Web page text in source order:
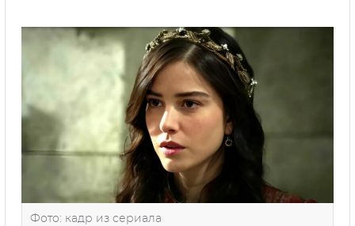
Фото: кадр из сериала